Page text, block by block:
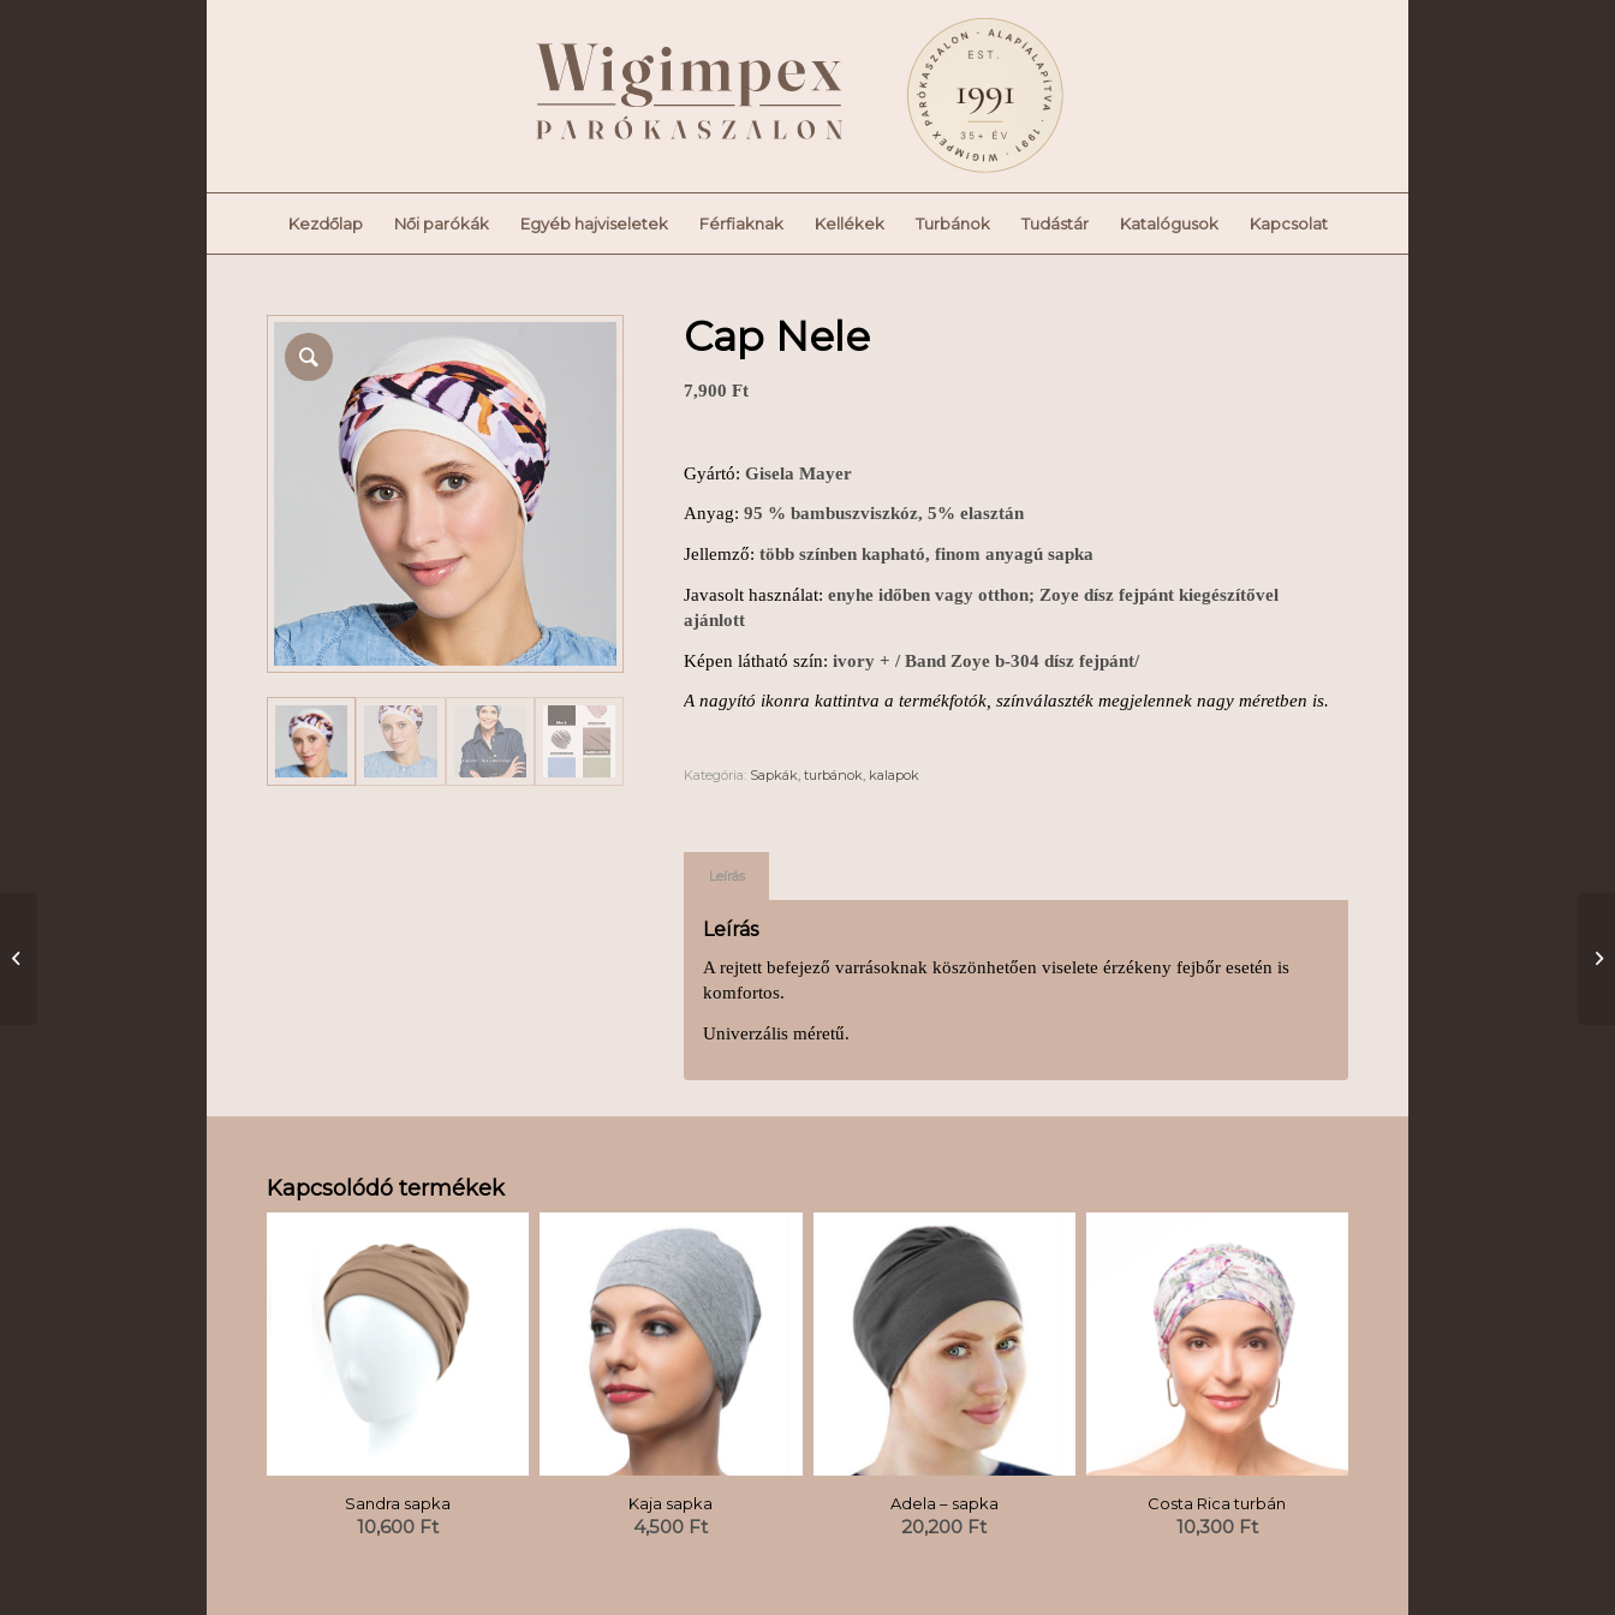
Kezdőlap Női parókák Egyéb hajviseletek Férfiaknak Kellékek Turbánok Tudástár Katalógusok Kapcsolat
Cap Nele
7,900 Ft
Gyártó: Gisela Mayer
Anyag: 95 % bambuszviszkóz, 5% elasztán
Jellemző: több színben kapható, finom anyagú sapka
Javasolt használat: enyhe időben vagy otthon; Zoye dísz fejpánt kiegészítővel
ajánlott
Képen látható szín: ivory + / Band Zoye b-304 dísz fejpánt/
A nagyító ikonra kattintva a termékfotók, színválaszték megjelennek nagy méretben is.
Kategória: Sapkák, turbánok, kalapok
Leírás
Leírás
A rejtett befejező varrásoknak köszönhetően viselete érzékeny fejbőr esetén is
komfortos.
Univerzális méretű.
Kapcsolódó termékek
Sandra sapka
10,600 Ft
Kaja sapka
4,500 Ft
Adela – sapka
20,200 Ft
Costa Rica turbán
10,300 Ft